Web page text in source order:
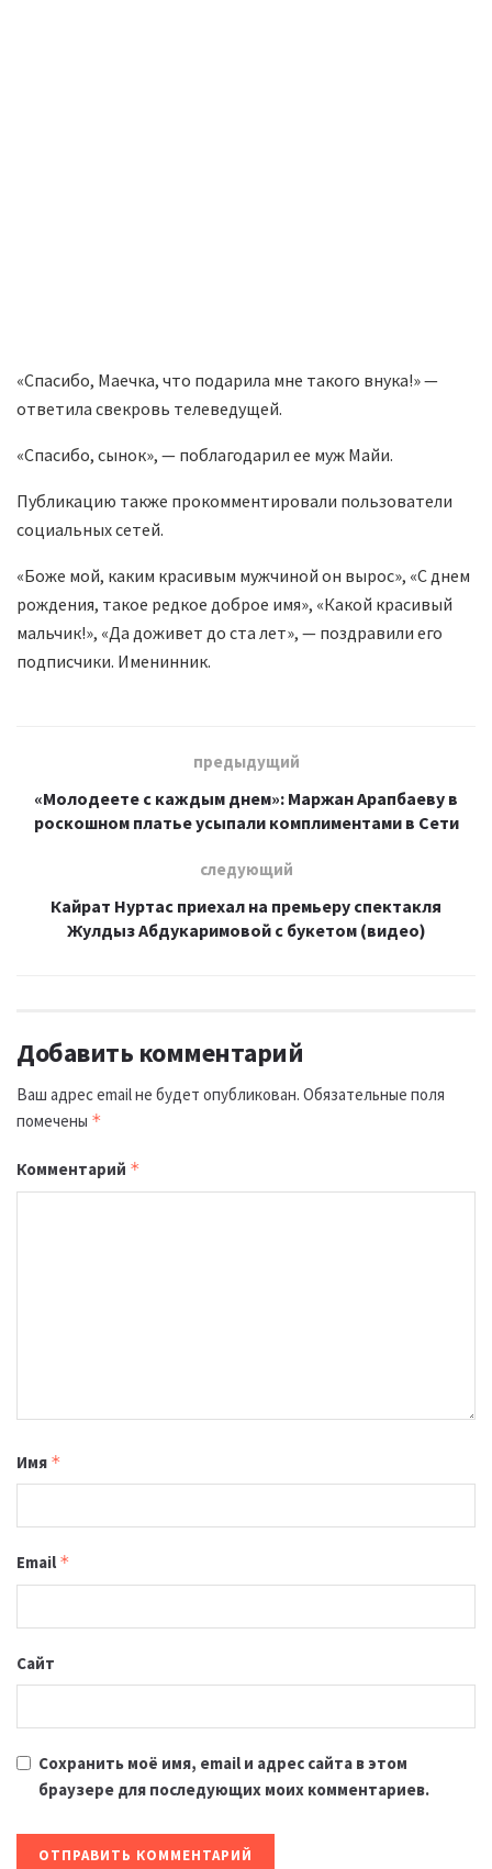
«Спасибо, Маечка, что подарила мне такого внука!» —
ответила свекровь телеведущей.
«Спасибо, сынок», — поблагодарил ее муж Майи.
Публикацию также прокомментировали пользователи
социальных сетей.
«Боже мой, каким красивым мужчиной он вырос», «С днем ​​
рождения, такое редкое доброе имя», «Какой красивый
мальчик!», «Да доживет до ста лет», — поздравили его
подписчики. Именинник.
предыдущий
«Молодеете с каждым днем»: Маржан Арапбаеву в
роскошном платье усыпали комплиментами в Сети
следующий
Кайрат Нуртас приехал на премьеру спектакля
Жулдыз Абдукаримовой с букетом (видео)
Добавить комментарий
Ваш адрес email не будет опубликован. Обязательные поля
помечены *
Комментарий *
Имя *
Email *
Сайт
Сохранить моё имя, email и адрес сайта в этом
браузере для последующих моих комментариев.